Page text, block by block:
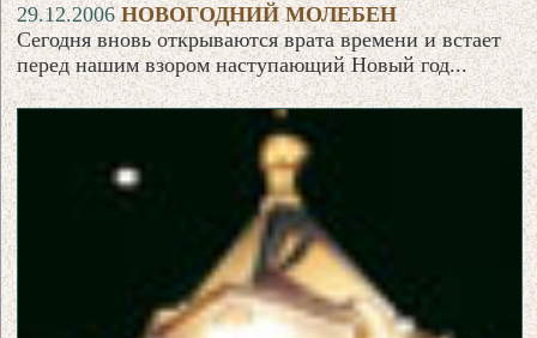
29.12.2006НОВОГОДНИЙ МОЛЕБЕН
Сегодня вновь открываются врата времени и встает
перед нашим взором наступающий Новый год...